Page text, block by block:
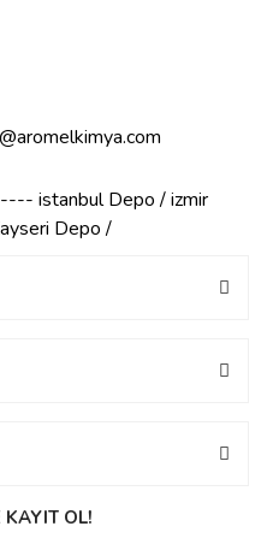
istanbul Depo / izmir
Depo /
KAYIT OL!